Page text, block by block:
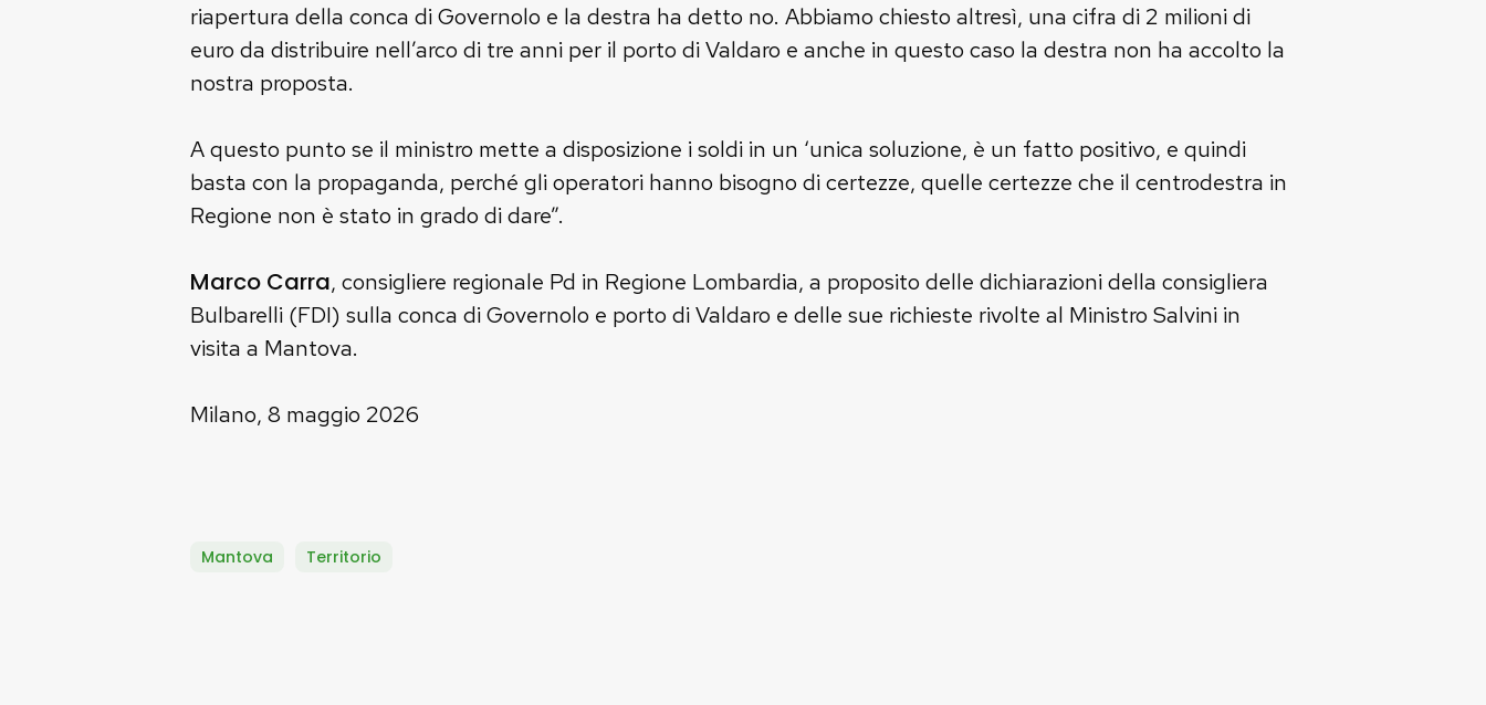
riapertura della conca di Governolo e la destra ha detto no. Abbiamo chiesto altresì, una cifra di 2 milioni di
euro da distribuire nell’arco di tre anni per il porto di Valdaro e anche in questo caso la destra non ha accolto la
nostra proposta.
A questo punto se il ministro mette a disposizione i soldi in un ‘unica soluzione, è un fatto positivo, e quindi
basta con la propaganda, perché gli operatori hanno bisogno di certezze, quelle certezze che il centrodestra in
Regione non è stato in grado di dare”.
Marco Carra, consigliere regionale Pd in Regione Lombardia, a proposito delle dichiarazioni della consigliera
Bulbarelli (FDI) sulla conca di Governolo e porto di Valdaro e delle sue richieste rivolte al Ministro Salvini in
visita a Mantova.
Milano, 8 maggio 2026
Mantova Territorio